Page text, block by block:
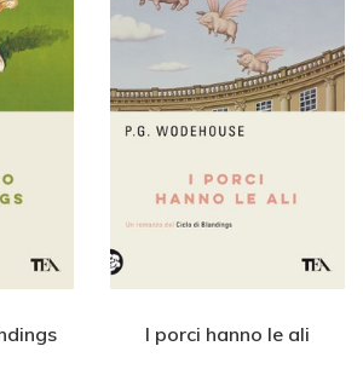
I porci hanno le ali